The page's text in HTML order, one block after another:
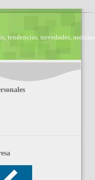
tendencias, novedades, noticias,